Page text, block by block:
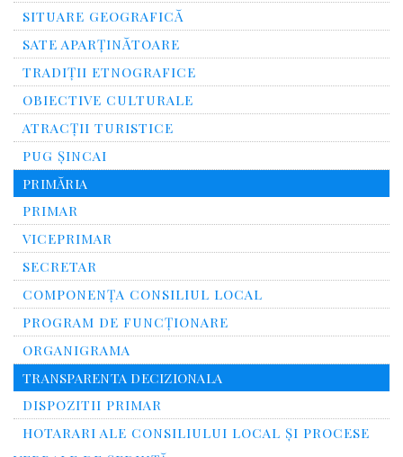
SITUARE GEOGRAFICĂ
SATE APARȚINĂTOARE
TRADIȚII ETNOGRAFICE
OBIECTIVE CULTURALE
ATRACȚII TURISTICE
PUG ȘINCAI
PRIMĂRIA
PRIMAR
VICEPRIMAR
SECRETAR
COMPONENȚA CONSILIUL LOCAL
PROGRAM DE FUNCȚIONARE
ORGANIGRAMA
TRANSPARENTA DECIZIONALA
DISPOZITII PRIMAR
HOTARARI ALE CONSILIULUI LOCAL ȘI PROCESE